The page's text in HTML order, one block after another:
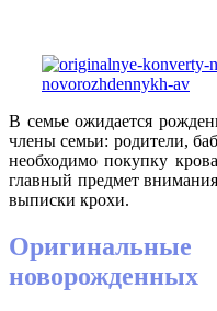
В семье ожидается
члены семьи: родители,
необходимо покупку
главный предмет
выписки крохи.
новорожденных